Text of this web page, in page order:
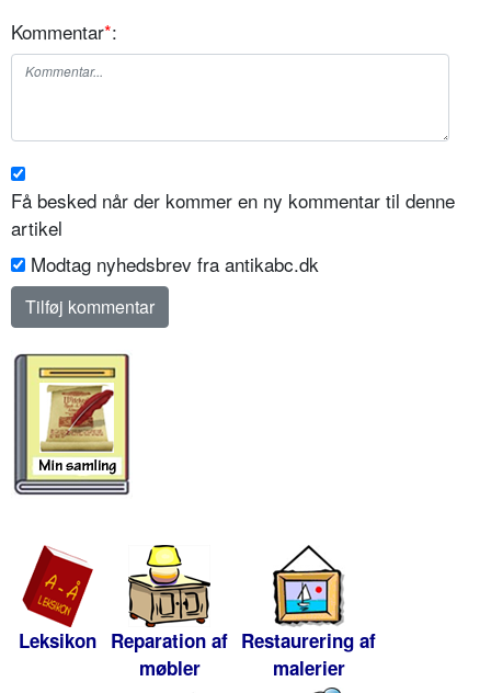
Kommentar*:
Få besked når der kommer en ny kommentar til denne
artikel
Modtag nyhedsbrev fra antikabc.dk
Leksikon Reparation af
møbler
Restaurering af
malerier